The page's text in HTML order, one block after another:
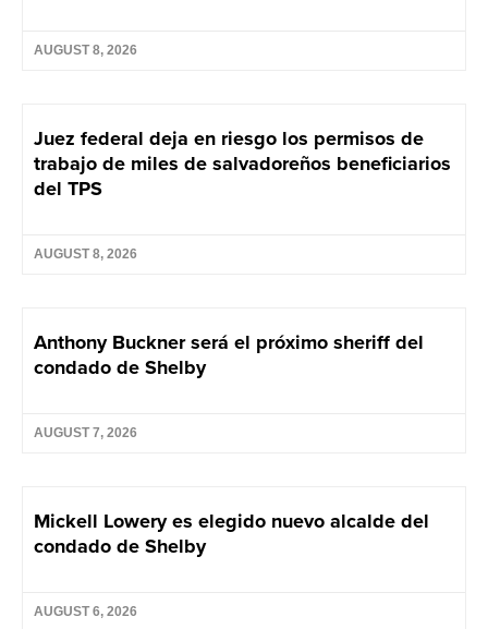
AUGUST 8, 2026
Juez federal deja en riesgo los permisos de
trabajo de miles de salvadoreños beneficiarios
del TPS
AUGUST 8, 2026
Anthony Buckner será el próximo sheriff del
condado de Shelby
AUGUST 7, 2026
Mickell Lowery es elegido nuevo alcalde del
condado de Shelby
AUGUST 6, 2026